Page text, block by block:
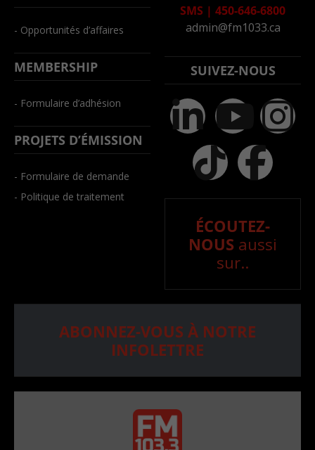
- Opportunités d’affaires
MEMBERSHIP
- Formulaire d’adhésion
PROJETS D’ÉMISSION
- Formulaire de demande
- Politique de traitement
SMS | 450-646-6800
admin@fm1033.ca
SUIVEZ-NOUS
ÉCOUTEZ-
NOUS aussi
sur..
ABONNEZ-VOUS À NOTRE
INFOLETTRE